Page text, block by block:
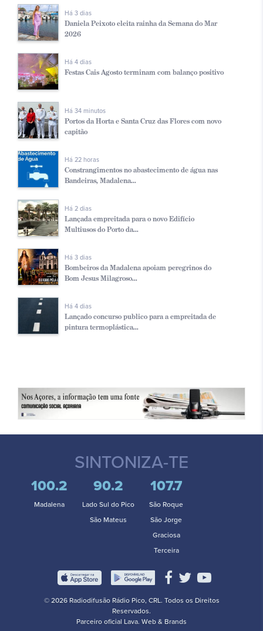
Há 3 dias
Daniela Peixoto eleita rainha da Semana do Mar
2026
Há 4 dias
Festas Cais Agosto terminam com balanço positivo
Há 34 minutos
Portos da Horta e Santa Cruz das Flores com novo
capitão
Há 22 horas
Constrangimentos no abastecimento de água nas
Bandeiras, Madalena...
Há 2 dias
Lançada empreitada para o novo Edifício
Multiusos do Porto da...
Há 3 dias
Bombeiros da Madalena apoiam peregrinos do
Bom Jesus Milagroso...
Há 4 dias
Lançado concurso publico para a empreitada de
pintura termoplástica...
SINTONIZA-TE
100.2
Madalena
90.2
Lado Sul do Pico
São Mateus
107.7
São Roque
São Jorge
Graciosa
Terceira
© 2026 Radiodifusão Rádio Pico, CRL. Todos os Direitos
Reservados.
Parceiro oficial Lava. Web & Brands